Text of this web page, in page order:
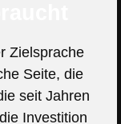
Zielsprache
Seite, die
seit Jahren
Investition